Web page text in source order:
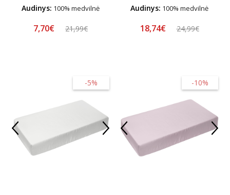
Audinys: 100% medvilnė
7,70€ 21,99€
Audinys: 100% medvilnė
18,74€ 24,99€
-5% -10%